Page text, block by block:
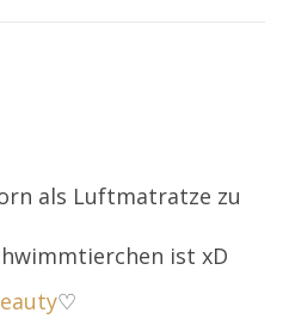
als Luftmatratze zu
ist xD
♡